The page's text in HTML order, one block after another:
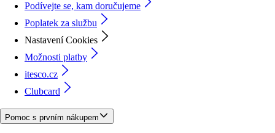
Podívejte se, kam doručujeme
Poplatek za službu
Nastavení Cookies
Možnosti platby
itesco.cz
Clubcard
Pomoc s prvním nákupem